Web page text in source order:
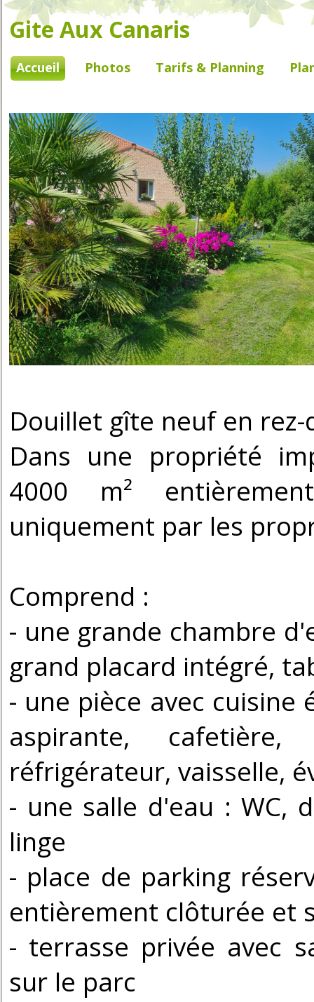
Gite Aux Canaris
Accueil Photos Tarifs & Planning
Douillet gîte neuf en
Dans une propriété
4000 m²
uniquement par les
Comprend :
- une grande chambre
grand placard intégré,
- une pièce avec
aspirante,
réfrigérateur, vaisselle,
- une salle d'eau : WC,
linge
- place de parking
entièrement clôturée et
- terrasse privée avec
sur le parc